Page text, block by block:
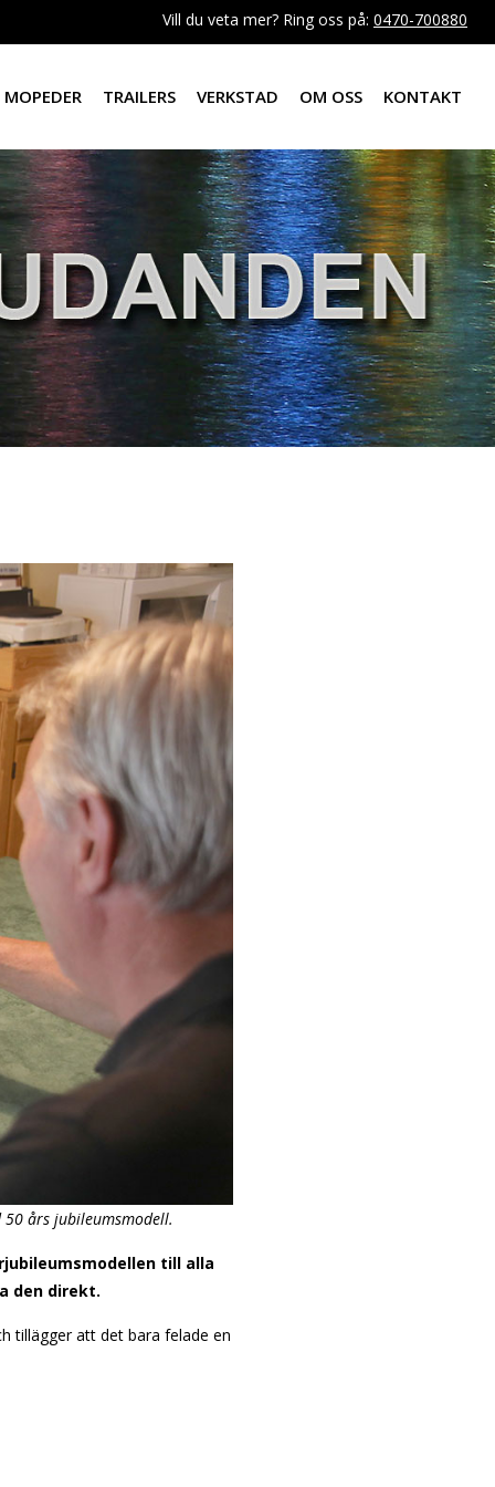
Vill du veta mer? Ring oss på: 0470-700880
MOPEDER TRAILERS VERKSTAD OM OSS KONTAKT
års jubileumsmodell.
till alla
den direkt.
tillägger att det bara felade en